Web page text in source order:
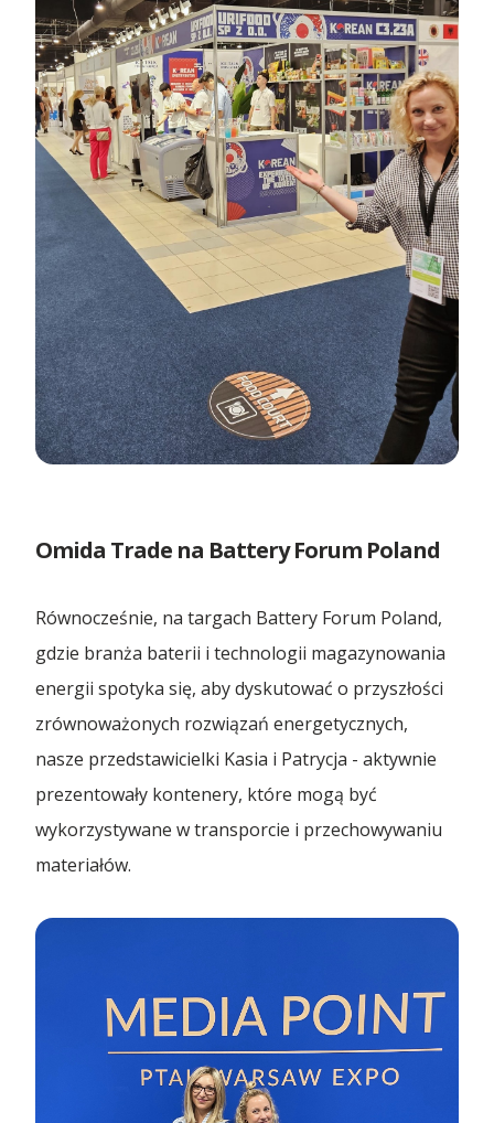
Wynajem kontenerów 40’HC
...więcej artykułów
Kontenery Kraków
Kontenery Lublin
Kontenery Małaszewicze
Kontenery Olsztyn
Kontenery Opole
Kontenery Poznań
Kontenery Rzeszów
Kontenery Szczecin
Kontenery Toruń
Kontenery Łódź
Omida Trade na Battery Forum Poland
Równocześnie, na targach Battery Forum Poland,
gdzie branża baterii i technologii magazynowania
energii spotyka się, aby dyskutować o przyszłości
zrównoważonych rozwiązań energetycznych,
nasze przedstawicielki Kasia i Patrycja - aktywnie
prezentowały kontenery, które mogą być
wykorzystywane w transporcie i przechowywaniu
materiałów.